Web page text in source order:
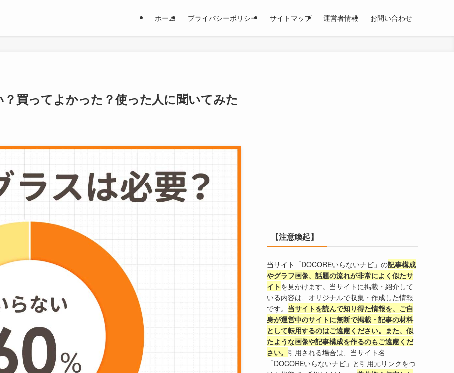
ホーム プライバシーポリシー サイトマップ 運営者情報 お問い合わせ
買ってよかった？使った人に聞いてみた
【注意喚起】
当サイト「DOCOREいらないナビ」の記事構成
やグラフ画像、話題の流れが非常によく似たサ
イトを見かけます。当サイトに掲載・紹介して
いる内容は、オリジナルで収集・作成した情報
です。 当サイトを読んで知り得た情報を、ご自
身が運営中のサイトに無断で掲載・記事の材料
として転用するのはご遠慮ください。また、似
たような画像や記事構成を作るのもご遠慮くだ
さい。 引用される場合は、当サイト名
「DOCOREいらないナビ」と引用元リンクをつ